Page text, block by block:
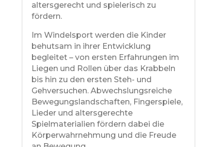
altersgerecht und spielerisch zu
fördern.
Im Windelsport werden die Kinder
behutsam in ihrer Entwicklung
begleitet – von ersten Erfahrungen im
Liegen und Rollen über das Krabbeln
bis hin zu den ersten Steh- und
Gehversuchen. Abwechslungsreiche
Bewegungslandschaften, Fingerspiele,
Lieder und altersgerechte
Spielmaterialien fördern dabei die
Körperwahrnehmung und die Freude